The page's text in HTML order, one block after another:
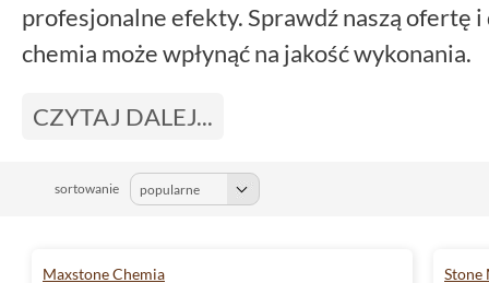
profesjonalne efekty. Sprawdź naszą ofertę
chemia może wpłynąć na jakość wykonania.
CZYTAJ DALEJ...
sortowanie
Maxstone Chemia Stone